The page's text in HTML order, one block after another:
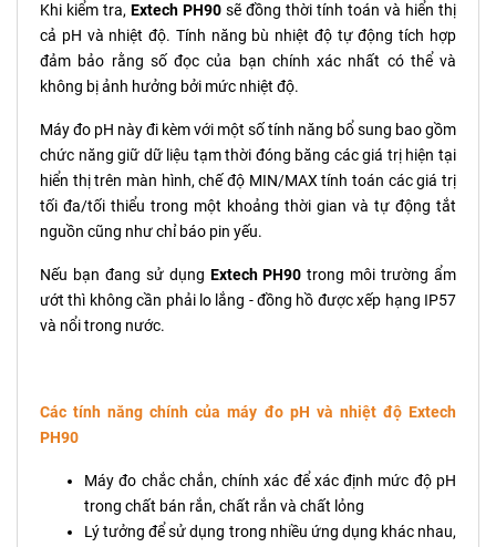
Khi kiểm tra, Extech PH90 sẽ đồng thời tính toán và hiển thị
cả pH và nhiệt độ. Tính năng bù nhiệt độ tự động tích hợp
đảm bảo rằng số đọc của bạn chính xác nhất có thể và
không bị ảnh hưởng bởi mức nhiệt độ.
Máy đo pH này đi kèm với một số tính năng bổ sung bao gồm
chức năng giữ dữ liệu tạm thời đóng băng các giá trị hiện tại
hiển thị trên màn hình, chế độ MIN/MAX tính toán các giá trị
tối đa/tối thiểu trong một khoảng thời gian và tự động tắt
nguồn cũng như chỉ báo pin yếu.
Nếu bạn đang sử dụng Extech PH90 trong môi trường ẩm
ướt thì không cần phải lo lắng - đồng hồ được xếp hạng IP57
và nổi trong nước.
Các tính năng chính của máy đo pH và nhiệt độ Extech
PH90
Máy đo chắc chắn, chính xác để xác định mức độ pH
trong chất bán rắn, chất rắn và chất lỏng
Lý tưởng để sử dụng trong nhiều ứng dụng khác nhau,